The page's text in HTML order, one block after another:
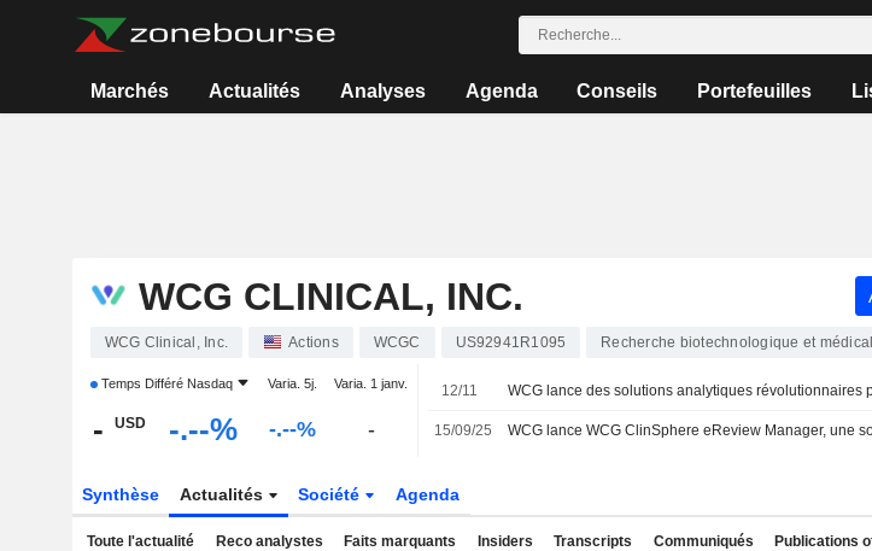
Marchés Actualités Analyses Agenda Conseils Portefeuilles
WCG CLINICAL, INC.
WCG Clinical, Inc. Actions WCGC US92941R1095 Recherche biotechnologique et
Temps Différé Nasdaq Varia. 5j. Varia. 1 janv.
- USD -.--% -.--% -
12/11
15/09/25
Synthèse Actualités Société Agenda
Toute l'actualité Reco analystes Faits marquants Insiders Transcripts Communiqués Publications